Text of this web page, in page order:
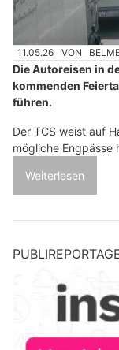
11.05.26 VON
Die Autoreisen in
kommenden
führen.
Der TCS weist auf
mögliche Engpässe
Weiterlesen